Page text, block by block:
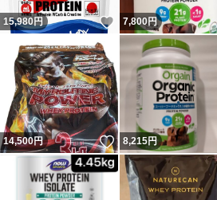
15,980 円 いいね！
7,800円
14,500円 いいね！
8,215円